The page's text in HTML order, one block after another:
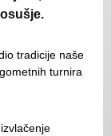
tradicije naše
turnira